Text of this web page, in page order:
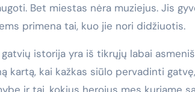
Bet miestas nėra muziejus. Jis
primena tai, kuo jie nori didžiuotis.
istorija yra iš tikrųjų labai
kartą, kai kažkas siūlo pervadinti